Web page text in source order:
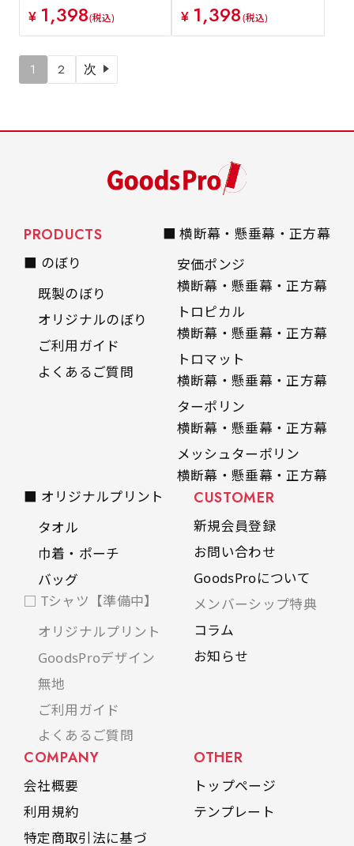
¥ 1,398(税込)
¥ 1,398(税込)
1 2 次
PRODUCTS
■ のぼり
既製のぼり
オリジナルのぼり
ご利用ガイド
よくあるご質問
■ 横断幕・懸垂幕・正方幕
安価ポンジ
横断幕・懸垂幕・正方幕
トロピカル
横断幕・懸垂幕・正方幕
トロマット
横断幕・懸垂幕・正方幕
ターポリン
横断幕・懸垂幕・正方幕
メッシュターポリン
横断幕・懸垂幕・正方幕
■ オリジナルプリント
タオル
巾着・ポーチ
バッグ
□ Tシャツ【準備中】
オリジナルプリント
GoodsProデザイン
無地
ご利用ガイド
よくあるご質問
CUSTOMER
新規会員登録
お問い合わせ
GoodsProについて
メンバーシップ特典
コラム
お知らせ
COMPANY
会社概要
利用規約
特定商取引法に基づ
OTHER
トップページ
テンプレート